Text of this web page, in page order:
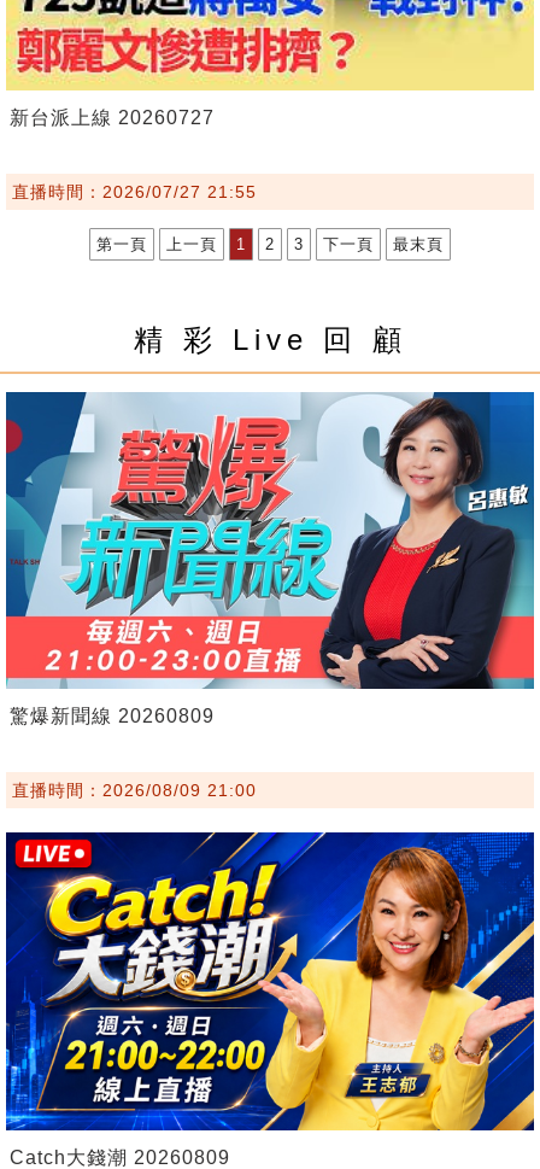
新台派上線 20260727
直播時間：2026/07/27 21:55
第一頁 上一頁 1 2 3 下一頁 最末頁
精 彩 Live 回 顧
驚爆新聞線 20260809
直播時間：2026/08/09 21:00
Catch大錢潮 20260809